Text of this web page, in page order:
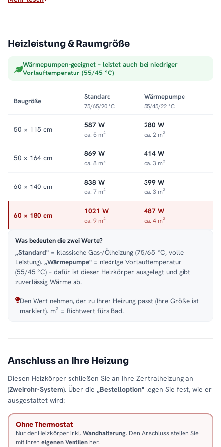
Max. Betriebsdruck: 5 bar
Sauber ins Heizsystem integriert
der Zentralheizung und wandelt deren Wärme in trockene,
Auflegen leicht, die Optik bleibt aufgeräumt. Alle Größen und
Ausführungen finden Sie in der Kategorie
Handtuchheizkörper
Heizleistung & Raumgröße
Wärmepumpen-geeignet – leistet auch bei niedriger
Vorlauftemperatur (55/45 °C)
Baugröße
Standard
75/65/20 °C
Wärmepumpe
55/45/22 °C
50 × 115 cm 587 W
ca. 5 m²
280 W
ca. 2 m²
50 × 164 cm 869 W
ca. 8 m²
414 W
ca. 3 m²
60 × 140 cm 838 W
ca. 7 m²
399 W
ca. 3 m²
60 × 180 cm 1021 W
ca. 9 m²
487 W
ca. 4 m²
Was bedeuten die zwei Werte?
„Standard" = klassische Gas-/Ölheizung (75/65 °C, volle
Leistung). „Wärmepumpe" = niedrige Vorlauftemperatur
(55/45 °C) – dafür ist dieser Heizkörper ausgelegt und gibt
zuverlässig Wärme ab.
Den Wert nehmen, der zu Ihrer Heizung passt (Ihre Größe ist
markiert). m² = Richtwert fürs Bad.
Anschluss an Ihre Heizung
Diesen Heizkörper schließen Sie an Ihre Zentralheizung an
(Zweirohr-System). Über die „Bestelloption" legen Sie fest, wie er
ausgestattet wird:
Ohne Thermostat
Nur der Heizkörper inkl. Wandhalterung. Den Anschluss stellen Sie
mit Ihren eigenen Ventilen her.